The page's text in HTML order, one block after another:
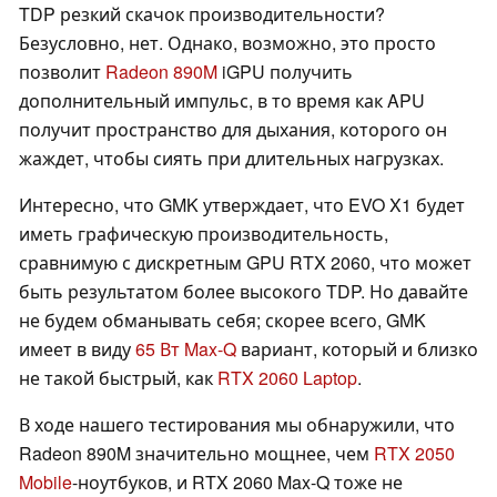
TDP резкий скачок производительности?
Безусловно, нет. Однако, возможно, это просто
позволит Radeon 890M iGPU получить
дополнительный импульс, в то время как APU
получит пространство для дыхания, которого он
жаждет, чтобы сиять при длительных нагрузках.
Интересно, что GMK утверждает, что EVO X1 будет
иметь графическую производительность,
сравнимую с дискретным GPU RTX 2060, что может
быть результатом более высокого TDP. Но давайте
не будем обманывать себя; скорее всего, GMK
имеет в виду65 Вт Max-Q вариант, который и близко
не такой быстрый, как RTX 2060 Laptop.
В ходе нашего тестирования мы обнаружили, что
Radeon 890M значительно мощнее, чем RTX 2050
Mobile-ноутбуков, и RTX 2060 Max-Q тоже не